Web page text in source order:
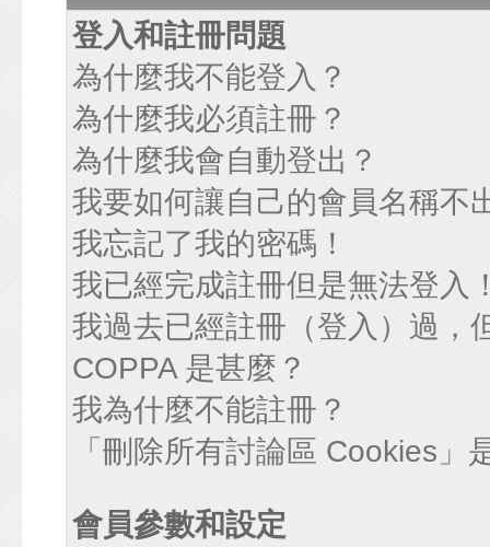
登入和註冊問題
為什麼我不能登入？
為什麼我必須註冊？
為什麼我會自動登出？
我要如何讓自己的會員名稱不
我忘記了我的密碼！
我已經完成註冊但是無法登入
我過去已經註冊（登入）過，
COPPA 是甚麼？
我為什麼不能註冊？
「刪除所有討論區 Cookies」
會員參數和設定